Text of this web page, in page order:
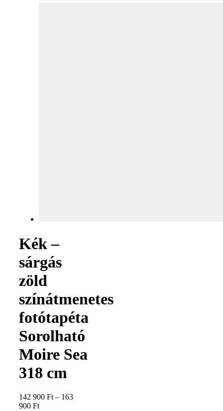
Kék –
sárgás
zöld
színátmenetes
fotótapéta
Sorolható
Moire Sea
318 cm
142 900 Ft – 163
900 Ft